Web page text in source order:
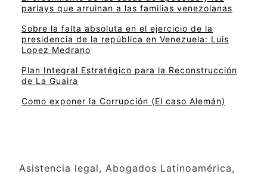
parlays que arruinan a las familias venezolanas
Sobre la falta absoluta en el ejercicio de la
presidencia de la república en Venezuela: Luis
Lopez Medrano
Plan Integral Estratégico para la Reconstrucción
de La Guaira
Como exponer la Corrupción (El caso Alemán)
Asistencia legal, Abogados Latinoamérica,